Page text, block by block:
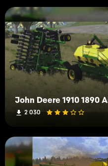
2 030